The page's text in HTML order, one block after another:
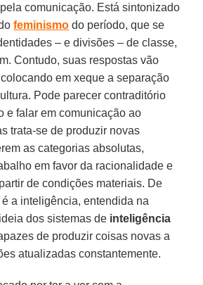
comunicação. Está sintonizado
feminismo do período, que se
– e divisões – de classe,
Contudo, suas respostas vão
em xeque a separação
Pode parecer contraditório
e falar em comunicação ao
trata-se de produzir novas
as categorias absolutas,
em favor da racionalidade e
de condições materiais. De
a inteligência, entendida na
dos sistemas de inteligência
de produzir coisas novas a
atualizadas constantemente.